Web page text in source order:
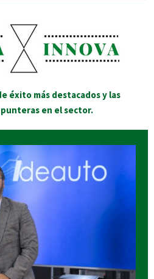
éxito más destacados y las
en el sector.